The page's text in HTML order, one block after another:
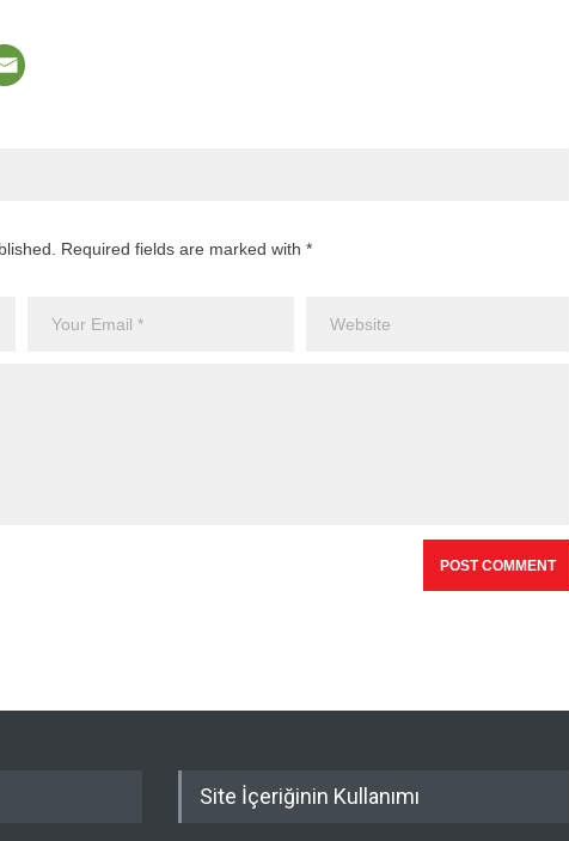
Required fields are marked with *
Site İçeriğinin Kullanımı